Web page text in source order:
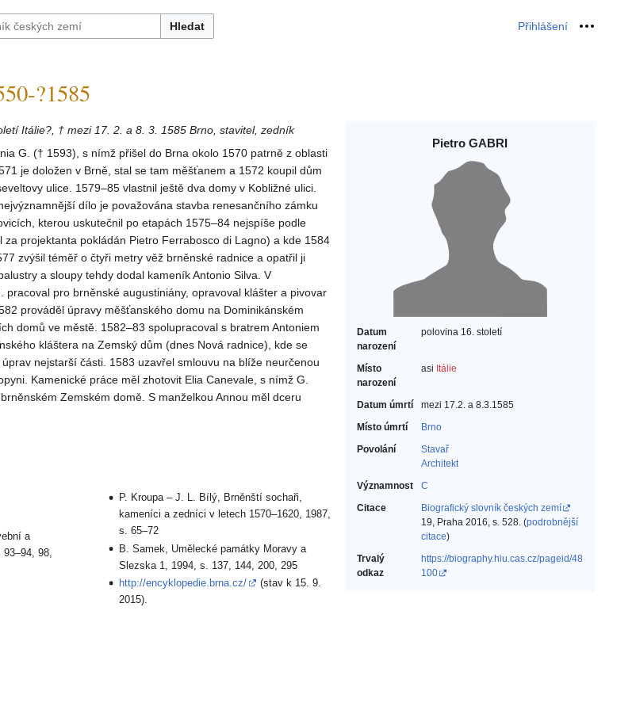
Hledat Přihlášení Osobní
?1585
Pietro GABRI
Datum
narození
polovina 16. století
Místo
narození
asi Itálie
Datum úmrtí
mezi 17.2. a 8.3.1585
Místo úmrtí
Brno
Povolání
Stavař‎
Architekt‎
Významnost
C
Citace
Biografický slovník českých zemí
19, Praha 2016, s. 528. (podrobnější
citace)
Trvalý
odkaz
https://biography.hiu.cas.cz/pageid/48
100
Itálie?, † mezi 17. 2. a 8. 3. 1585 Brno, stavitel, zedník
G. († 1593), s nímž přišel do Brna okolo 1570 patrně z oblasti
je doložen v Brně, stal se tam měšťanem a 1572 koupil dům
ulice. 1579–85 vlastnil ještě dva domy v Kobližné ulici.
dílo je považována stavba renesančního zámku
kterou uskutečnil po etapách 1575–84 nejspíše podle
za projektanta pokládán Pietro Ferrabosco di Lagno) a kde 1584
zvýšil téměř o čtyři metry věž brněnské radnice a opatřil ji
a sloupy tehdy dodal kameník Antonio Silva. V
pracoval pro brněnské augustiniány, opravoval klášter a pivovar
prováděl úpravy měšťanského domu na Dominikánském
domů ve městě. 1582–83 spolupracoval s bratrem Antoniem
kláštera na Zemský dům (dnes Nová radnice), kde se
nejstarší části. 1583 uzavřel smlouvu na blíže neurčenou
Kamenické práce měl zhotovit Elia Canevale, s nímž G.
Zemském domě. S manželkou Annou měl dceru
a
98,
P. Kroupa – J. L. Bílý, Brněnští sochaři,
kameníci a zedníci v letech 1570–1620, 1987,
s. 65–72
B. Samek, Umělecké památky Moravy a
Slezska 1, 1994, s. 137, 144, 200, 295
http://encyklopedie.brna.cz/
(stav k 15. 9.
2015).